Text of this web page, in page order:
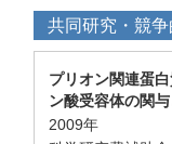
共同研究・競
プリオン関連蛋
ン酸受容体の関
2009年